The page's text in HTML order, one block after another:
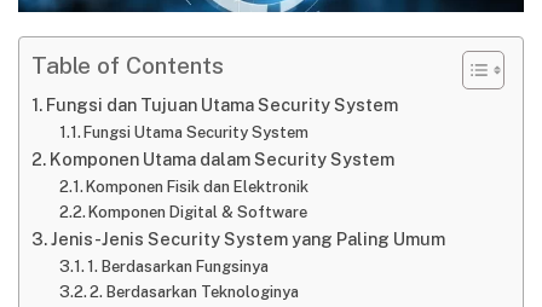
Table of Contents
Fungsi dan Tujuan Utama Security System
Fungsi Utama Security System
Komponen Utama dalam Security System
Komponen Fisik dan Elektronik
Komponen Digital & Software
Jenis-Jenis Security System yang Paling Umum
1. Berdasarkan Fungsinya
2. Berdasarkan Teknologinya